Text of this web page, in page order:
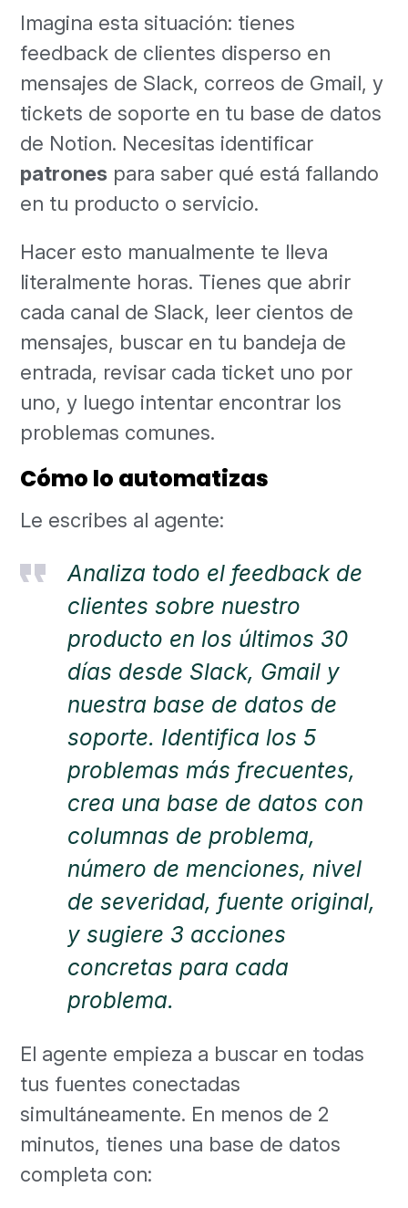
Imagina esta situación: tienes
feedback de clientes disperso en
mensajes de Slack, correos de Gmail, y
tickets de soporte en tu base de datos
de Notion. Necesitas identificar
patrones para saber qué está fallando
en tu producto o servicio.
Hacer esto manualmente te lleva
literalmente horas. Tienes que abrir
cada canal de Slack, leer cientos de
mensajes, buscar en tu bandeja de
entrada, revisar cada ticket uno por
uno, y luego intentar encontrar los
problemas comunes.
Cómo lo automatizas
Le escribes al agente:
Analiza todo el feedback de
clientes sobre nuestro
producto en los últimos 30
días desde Slack, Gmail y
nuestra base de datos de
soporte. Identifica los 5
problemas más frecuentes,
crea una base de datos con
columnas de problema,
número de menciones, nivel
de severidad, fuente original,
y sugiere 3 acciones
concretas para cada
problema.
El agente empieza a buscar en todas
tus fuentes conectadas
simultáneamente. En menos de 2
minutos, tienes una base de datos
completa con: